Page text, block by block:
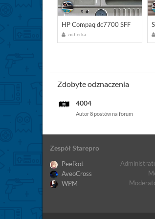
HP Compaq dc7700 SFF
zicherka
Zdobyte odznaczenia
4004
Autor 8 postów na forum
Zespół Starepro
Peefkot
AveoCross
WPM